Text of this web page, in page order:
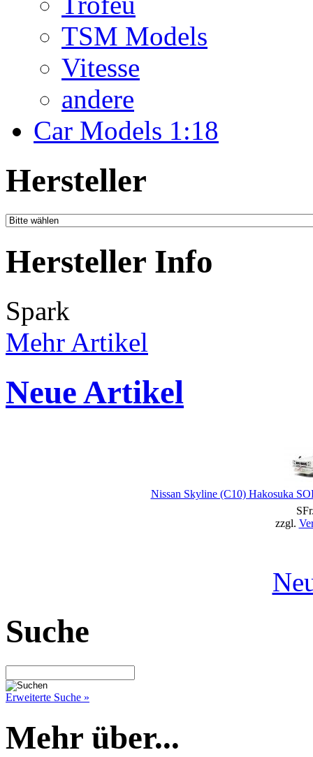
TSM Models
Vitesse
andere
Car Models 1:18
Hersteller
Hersteller Info
Spark
Mehr Artikel
Neue Artikel
Nissan Skyline (C10) Hakosuka
zzgl.
Suche
Erweiterte Suche »
Mehr über...